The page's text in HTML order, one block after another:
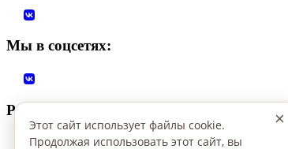
Мы в соцсетях:
Режим работы:
Пн-Пт: 9:00–20:00
×
Этот сайт использует файлы cookie.
Продолжая использовать этот сайт, вы